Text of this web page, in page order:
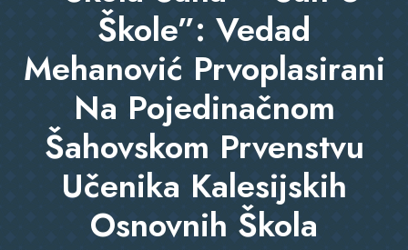
Škole”: Vedad
Mehanović Prvoplasirani
Na Pojedinačnom
Šahovskom Prvenstvu
Učenika Kalesijskih
Osnovnih Škola